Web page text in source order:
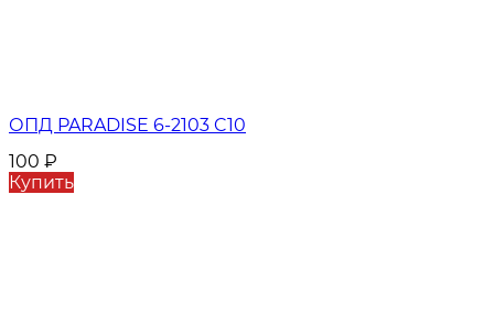
ОПД PARADISE 6-2103 C10
100 ₽
Купить